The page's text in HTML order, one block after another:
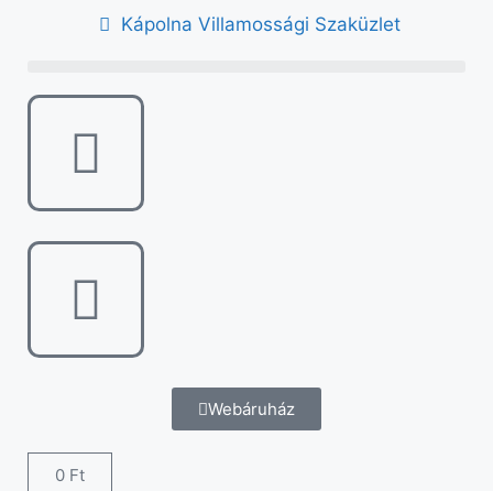
Kápolna Villamossági Szaküzlet
Webáruház
0 Ft